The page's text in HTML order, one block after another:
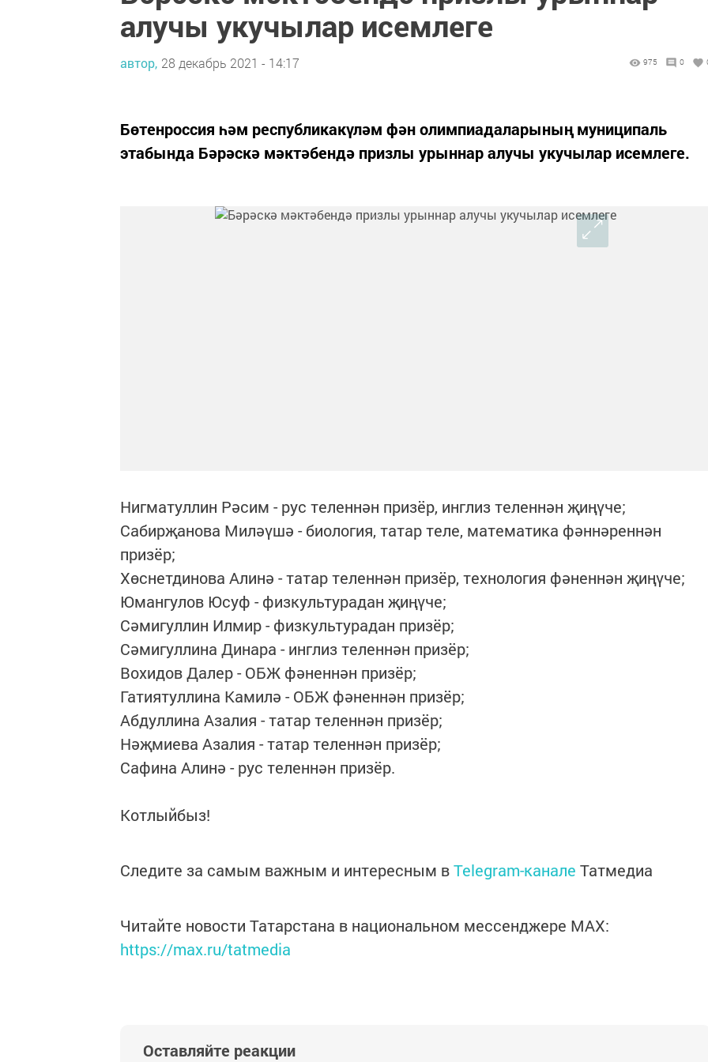
алучы укучылар исемлеге
автор, 28 декабрь 2021 - 14:17 975 0
Бөтенроссия һәм республикакүләм фән олимпиадаларының муниципаль
этабында Бәрәскә мәктәбендә призлы урыннар алучы укучылар исемлеге.
Нигматуллин Рәсим - рус теленнән призёр, инглиз теленнән җиңүче;
Сабирҗанова Миләүшә - биология, татар теле, математика фәннәреннән
призёр;
Хөснетдинова Алинә - татар теленнән призёр, технология фәненнән җиңүче;
Юмангулов Юсуф - физкультурадан җиңүче;
Сәмигуллин Илмир - физкультурадан призёр;
Сәмигуллина Динара - инглиз теленнән призёр;
Вохидов Далер - ОБЖ фәненнән призёр;
Гатиятуллина Камилә - ОБЖ фәненнән призёр;
Абдуллина Азалия - татар теленнән призёр;
Нәҗмиева Азалия - татар теленнән призёр;
Сафина Алинә - рус теленнән призёр.
Котлыйбыз!
Следите за самым важным и интересным вTelegram-канале Татмедиа
Читайте новости Татарстана в национальном мессенджере MАХ:
https://max.ru/tatmedia
Оставляйте реакции